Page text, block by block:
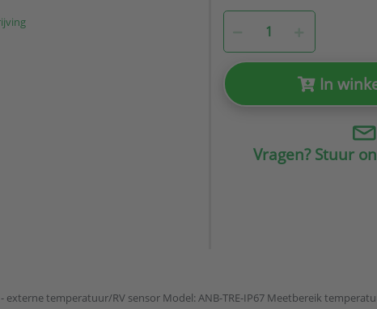
In
Vragen? Stuur
externe temperatuur/RV sensor Model: ANB-TRE-IP67 Meetbereik